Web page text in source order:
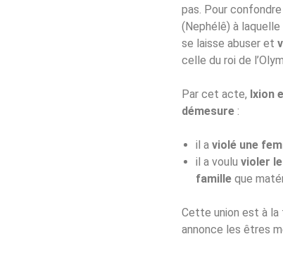
pas. Pour
(Nephélê) à laquelle
se laisse abuser et
celle du roi de
Par cet acte, Ixion
démesure :
il a violé une
il a voulu violer
famille que
Cette union est à la
annonce les êtres